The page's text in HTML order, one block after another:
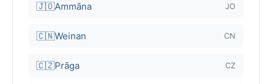
🇯🇴Ammāna JO
🇨🇳Weinan CN
🇨🇿Prāga CZ